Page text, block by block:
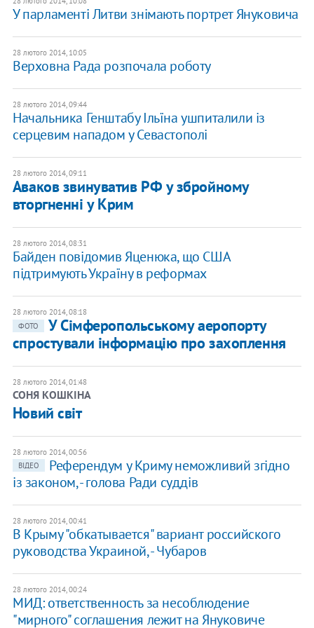
У парламенті Литви знімають портрет Януковича
28 лютого 2014, 10:05
Верховна Рада розпочала роботу
28 лютого 2014, 09:44
Начальника Генштабу Ільїна ушпиталили із
серцевим нападом у Севастополі
28 лютого 2014, 09:11
Аваков звинуватив РФ у збройному
вторгненні у Крим
28 лютого 2014, 08:31
Байден повідомив Яценюка, що США
підтримують Україну в реформах
28 лютого 2014, 08:18
ФОТО
У Сімферопольському аеропорту
спростували інформацію про захоплення
28 лютого 2014, 01:48
СОНЯ КОШКІНА
Новий світ
28 лютого 2014, 00:56
ВІДЕО
Референдум у Криму неможливий згідно
із законом, - голова Ради суддів
28 лютого 2014, 00:41
В Крыму "обкатывается" вариант российского
руководства Украиной, - Чубаров
28 лютого 2014, 00:24
МИД: ответственность за несоблюдение
"мирного" соглашения лежит на Януковиче